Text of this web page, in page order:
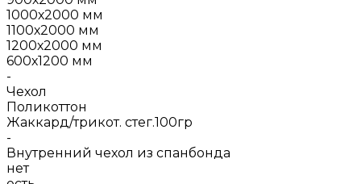
1000х2000 мм
1100х2000 мм
1200х2000 мм
600х1200 мм
-
Чехол
Поликоттон
Жаккард/трикот. стег.100гр
-
Внутренний чехол из спанбонда
нет